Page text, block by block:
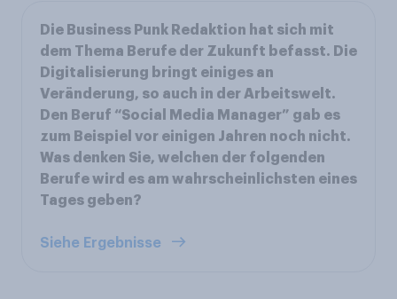
Die Business Punk Redaktion hat sich mit
dem Thema Berufe der Zukunft befasst. Die
Digitalisierung bringt einiges an
Veränderung, so auch in der Arbeitswelt.
Den Beruf “Social Media Manager” gab es
zum Beispiel vor einigen Jahren noch nicht.
Was denken Sie, welchen der folgenden
Berufe wird es am wahrscheinlichsten eines
Tages geben?
Siehe Ergebnisse